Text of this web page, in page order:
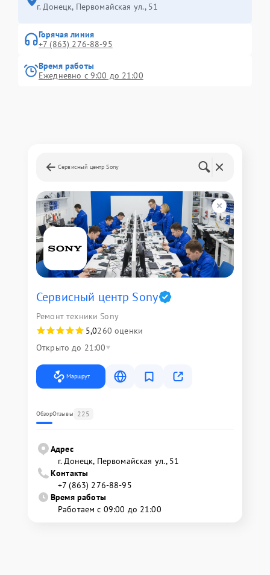
г. Донецк, Первомайская ул., 51
Горячая линия
+7 (863) 276-88-95
Время работы
Ежедневно с 9:00 до 21:00
Сервисный центр Sony
Сервисный центр Sony
Ремонт техники Sony
5,0260 оценки
Открыто до 21:00
Маршрут
ОбзорОтзывы 225
Адрес
г. Донецк, Первомайская ул., 51
Контакты
+7 (863) 276-88-95
Время работы
Работаем с 09:00 до 21:00